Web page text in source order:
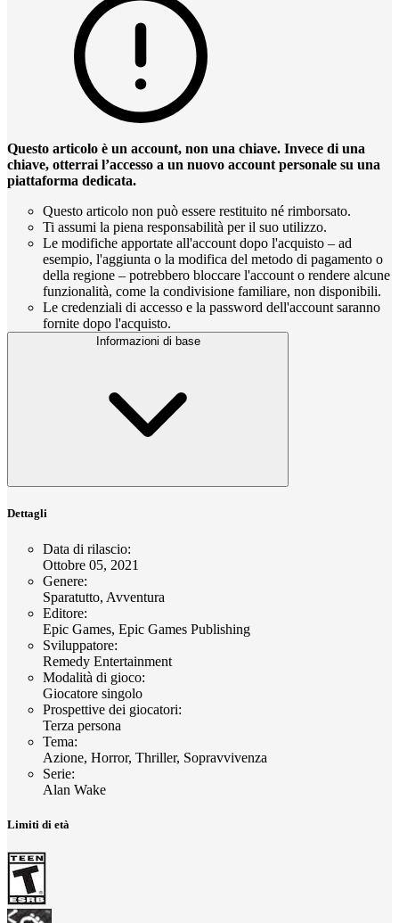
Questo articolo è un account, non una chiave. Invece di una
chiave, otterrai l’accesso a un nuovo account personale su una
piattaforma dedicata.
Questo articolo non può essere restituito né rimborsato.
Ti assumi la piena responsabilità per il suo utilizzo.
Le modifiche apportate all'account dopo l'acquisto – ad
esempio, l'aggiunta o la modifica del metodo di pagamento o
della regione – potrebbero bloccare l'account o rendere alcune
funzionalità, come la condivisione familiare, non disponibili.
Le credenziali di accesso e la password dell'account saranno
fornite dopo l'acquisto.
Informazioni di base
Dettagli
Data di rilascio:
Ottobre 05, 2021
Genere:
Sparatutto, Avventura
Editore:
Epic Games, Epic Games Publishing
Sviluppatore:
Remedy Entertainment
Modalità di gioco:
Giocatore singolo
Prospettive dei giocatori:
Terza persona
Tema:
Azione, Horror, Thriller, Sopravvivenza
Serie:
Alan Wake
Limiti di età